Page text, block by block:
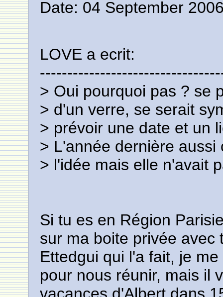
Date: 04 September
LOVE a ecrit:
> Oui pourquoi pas ? se
> d'un verre, se serait
> prévoir une date et un
> L'année dernière
> l'idée mais elle n'avait
Si tu es en Région
sur ma boite privée avec
Ettedgui qui l'a fait, je
pour nous réunir, mais il